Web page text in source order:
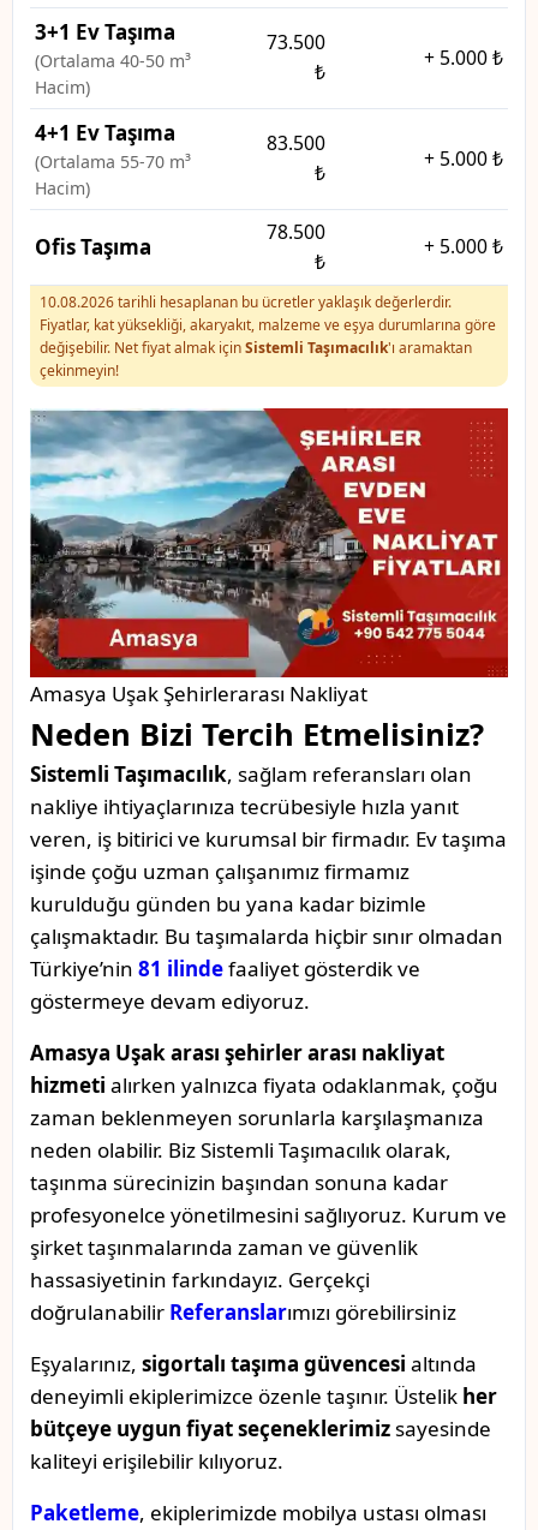
3+1 Ev Taşıma
(Ortalama 40-50 m³
Hacim)
73.500
₺
+ 5.000 ₺
4+1 Ev Taşıma
(Ortalama 55-70 m³
Hacim)
83.500
₺
+ 5.000 ₺
Ofis Taşıma
78.500
₺
+ 5.000 ₺
10.08.2026 tarihli hesaplanan bu ücretler yaklaşık değerlerdir.
Fiyatlar, kat yüksekliği, akaryakıt, malzeme ve eşya durumlarına göre
değişebilir. Net fiyat almak içinSistemli Taşımacılık'ı aramaktan
çekinmeyin!
Amasya Uşak Şehirlerarası Nakliyat
Neden Bizi Tercih Etmelisiniz?
Sistemli Taşımacılık, sağlam referansları olan
nakliye ihtiyaçlarınıza tecrübesiyle hızla yanıt
veren, iş bitirici ve kurumsal bir firmadır. Ev taşıma
işinde çoğu uzman çalışanımız firmamız
kurulduğu günden bu yana kadar bizimle
çalışmaktadır. Bu taşımalarda hiçbir sınır olmadan
Türkiye’nin 81 ilindefaaliyet gösterdik ve
göstermeye devam ediyoruz.
Amasya Uşak arası şehirler arası nakliyat
hizmeti alırken yalnızca fiyata odaklanmak, çoğu
zaman beklenmeyen sorunlarla karşılaşmanıza
neden olabilir. Biz Sistemli Taşımacılık olarak,
taşınma sürecinizin başından sonuna kadar
profesyonelce yönetilmesini sağlıyoruz. Kurum ve
şirket taşınmalarında zaman ve güvenlik
hassasiyetinin farkındayız. Gerçekçi
doğrulanabilir Referanslarımızı görebilirsiniz
Eşyalarınız, sigortalı taşıma güvencesi altında
deneyimli ekiplerimizce özenle taşınır. Üstelik her
bütçeye uygun fiyat seçeneklerimizsayesinde
kaliteyi erişilebilir kılıyoruz.
Paketleme, ekiplerimizde mobilya ustası olması